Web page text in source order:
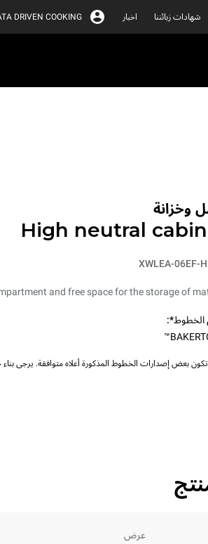
شهادات زبائننا اخبار DRIVEN COOKING
وخزانة
High neutral
and free space for the storage of
الخطوط*:
تكون بعض إصدارات الخطوط المذكورة أعلاه متوافقة. يرجى
عرض